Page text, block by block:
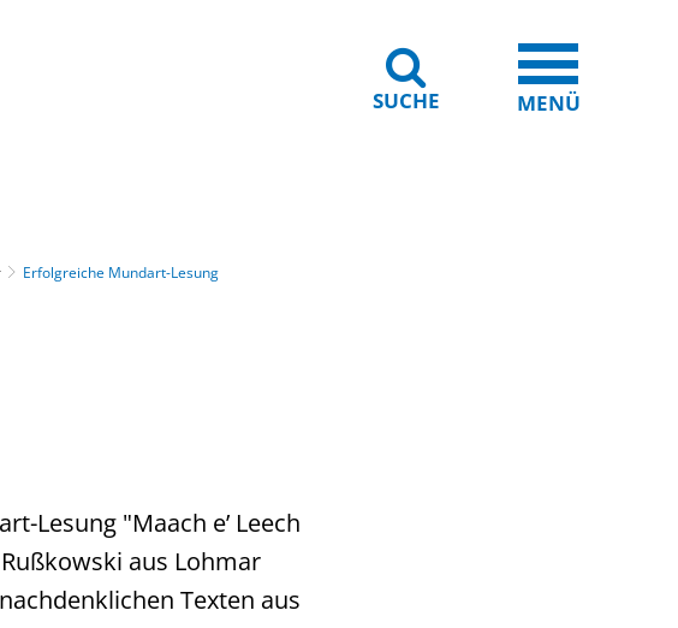
SUCHE MENÜ
Erfolgreiche Mundart-Lesung
Lesung "Maach e’ Leech
aus Lohmar
Texten aus